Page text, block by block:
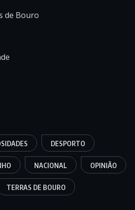
de Bouro
DESPORTO
NACIONAL OPINIÃO
TERRAS DE BOURO